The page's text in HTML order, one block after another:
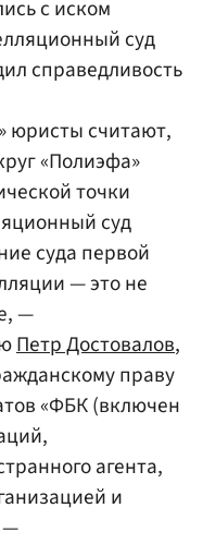
с иском
суд
справедливость
юристы считают,
«Полиэфа»
точки
суд
суда первой
— это не
—
Петр Достовалов,
праву
«ФБК (включен
агента,
и
—